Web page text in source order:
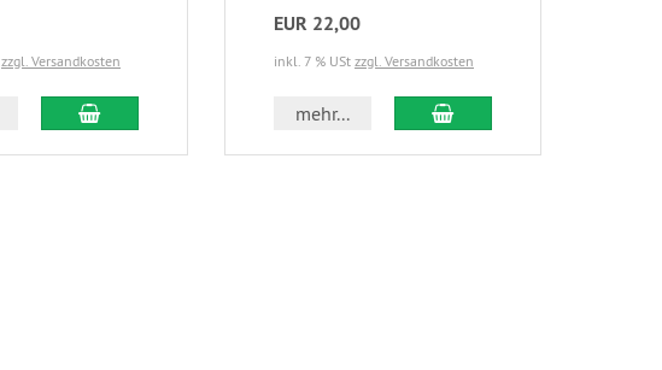
zzgl. Versandkosten
In den Warenkorb
EUR 22,00
inkl. 7 % USt zzgl. Versandkosten
mehr... In den Warenkorb